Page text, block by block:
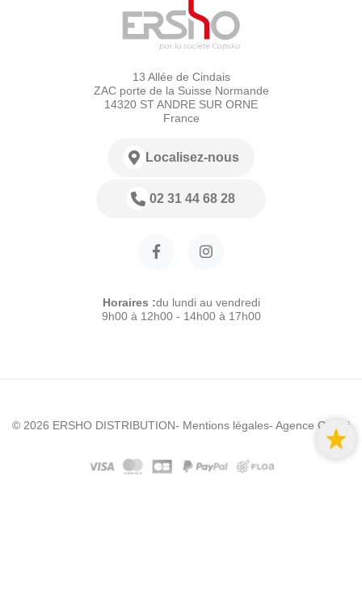
13 Allée de Cindais
ZAC porte de la Suisse Normande
14320 ST ANDRE SUR ORNE
France
Localisez-nous
02 31 44 68 28
Horaires :du lundi au vendredi
9h00 à 12h00 - 14h00 à 17h00
© 2026 ERSHO DISTRIBUTION- Mentions légales- Agence Colibri